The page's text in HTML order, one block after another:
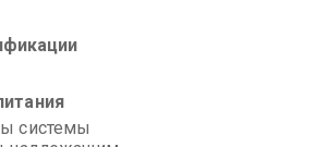
системы